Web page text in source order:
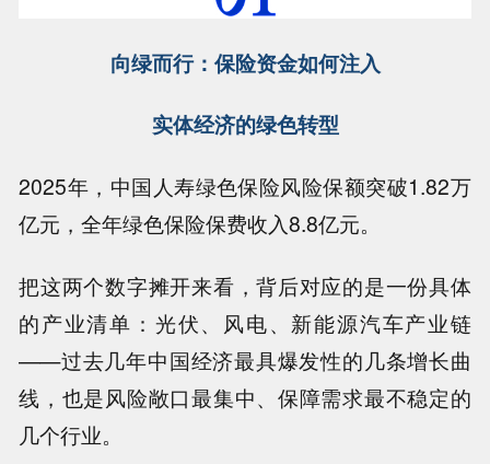
向绿而行：保险资金如何注入
实体经济的绿色转型
2025年，中国人寿绿色保险风险保额突破1.82万
亿元，全年绿色保险保费收入8.8亿元。
把这两个数字摊开来看，背后对应的是一份具体
的产业清单：光伏、风电、新能源汽车产业链
——过去几年中国经济最具爆发性的几条增长曲
线，也是风险敞口最集中、保障需求最不稳定的
几个行业。